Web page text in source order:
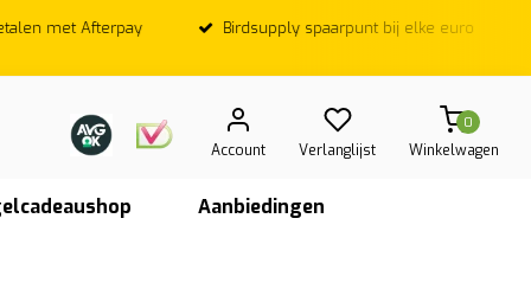
Birdsupply spaarpunt bij elke euro
Op werkdagen;
Account Verlanglijst
0
Winkelwagen
Aanbiedingen